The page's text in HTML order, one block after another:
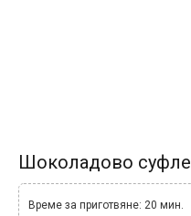
Шоколадово суфле
Време за приготвяне: 20 мин.